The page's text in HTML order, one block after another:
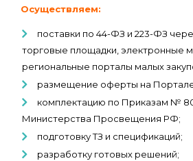
Осуществляем:
поставки по 44-ФЗ и 223-ФЗ
торговые площадки, электронные
региональные порталы малых
размещение оферты на
комплектацию по Приказам №
Министерства Просвещения РФ;
подготовку ТЗ и спецификаций;
разработку готовых решений;